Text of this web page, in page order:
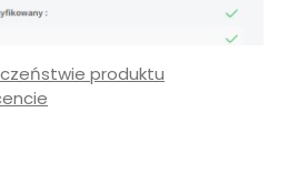
produktu